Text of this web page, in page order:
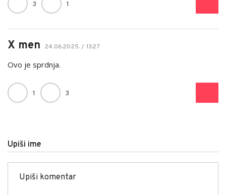
3 1
X men 24.06.2025. / 13:27
Ovo je sprdnja.
1 3
Upiši ime